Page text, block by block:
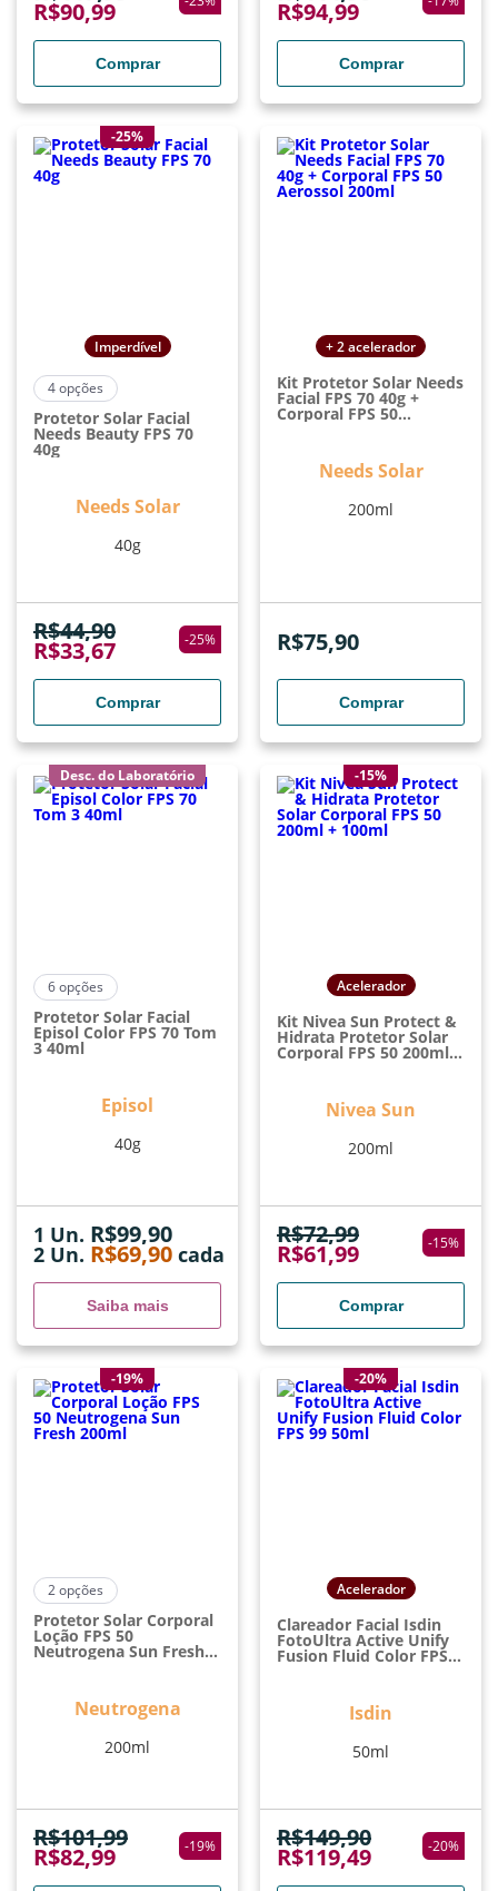
R$90,99
Comprar
R$94,99
Comprar
-25%
Imperdível
4opções
Protetor Solar Facial
Needs Beauty FPS 70
40g
Needs Solar
40g
R$44,90
R$33,67 -25%
Comprar
+ 2 acelerador
Kit Protetor Solar Needs
Facial FPS 70 40g +
Corporal FPS 50
Aerossol 200ml
Needs Solar
200ml
R$75,90
Comprar
Desc. do Laboratório
6opções
Protetor Solar Facial
Episol Color FPS 70 Tom
3 40ml
Episol
40g
1 Un. R$99,90
2 Un. R$69,90 cada
Saiba mais
-15%
Acelerador
Kit Nivea Sun Protect &
Hidrata Protetor Solar
Corporal FPS 50 200ml +
100ml
Nivea Sun
200ml
R$72,99
R$61,99 -15%
Comprar
-19%
2opções
Protetor Solar Corporal
Loção FPS 50
Neutrogena Sun Fresh
Neutrogena
200ml
R$101,99
R$82,99 -19%
-20%
Acelerador
Clareador Facial Isdin
FotoUltra Active Unify
Fusion Fluid Color FPS
Isdin
50ml
R$149,90
R$119,49 -20%